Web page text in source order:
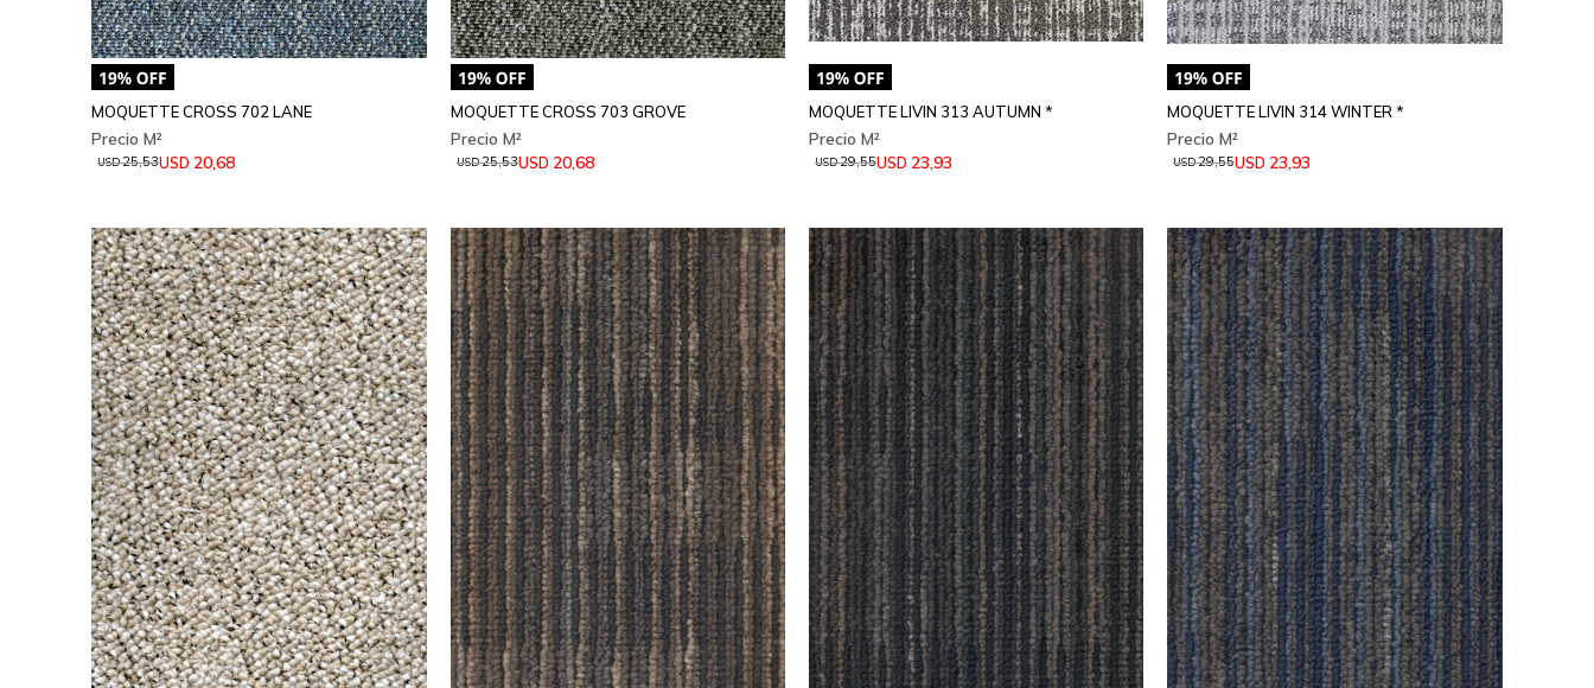
MOQUETTE CROSS 702 LANE
USD 20,68
USD25,53
MOQUETTE CROSS 703 GROVE
USD 20,68
USD25,53
MOQUETTE LIVIN 313 AUTUMN *
USD 23,93
USD29,55
MOQUETTE LIVIN 314 WINTER *
USD 23,93
USD29,55